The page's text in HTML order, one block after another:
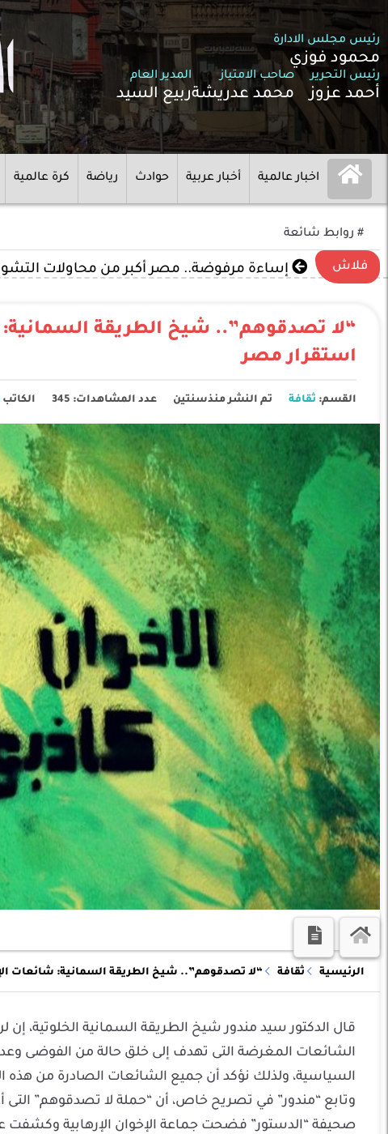
رئيس مجلس الادارة
محمود فوزي
رئيس التحرير
أحمد عزوز
صاحب الامتياز
محمد عدريشة
المدير العام
ربيع السيد
اخبار عالمية أخبار عربية حوادث رياضة كرة عالمية
# روابط شائعة
فلاش إساءة مرفوضة.. مصر أكبر من محاولات
“لا تصدقوهم”.. شيخ الطريقة
استقرار مصر
القسم: ثقافة تم النشر منذسنتين عدد المشاهدات: 345 الكاتب
الرئيسية ثقافة “لا تصدقوهم”.. شيخ الطريقة السمانية: شائعات
قال الدكتور سيد مندور شيخ الطريقة السمانية الخلوتية،
الشائعات المغرضة التى تهدف إلى خلق حالة من الفوضى
السياسية، ولذلك نؤكد أن جميع الشائعات الصادرة من هذه
وتابع “مندور” في تصريح خاص، أن “حملة لا تصدقوهم” التى
صحيفة “الدستور” فضحت جماعة الإخوان الإرهابية وكشفت عن